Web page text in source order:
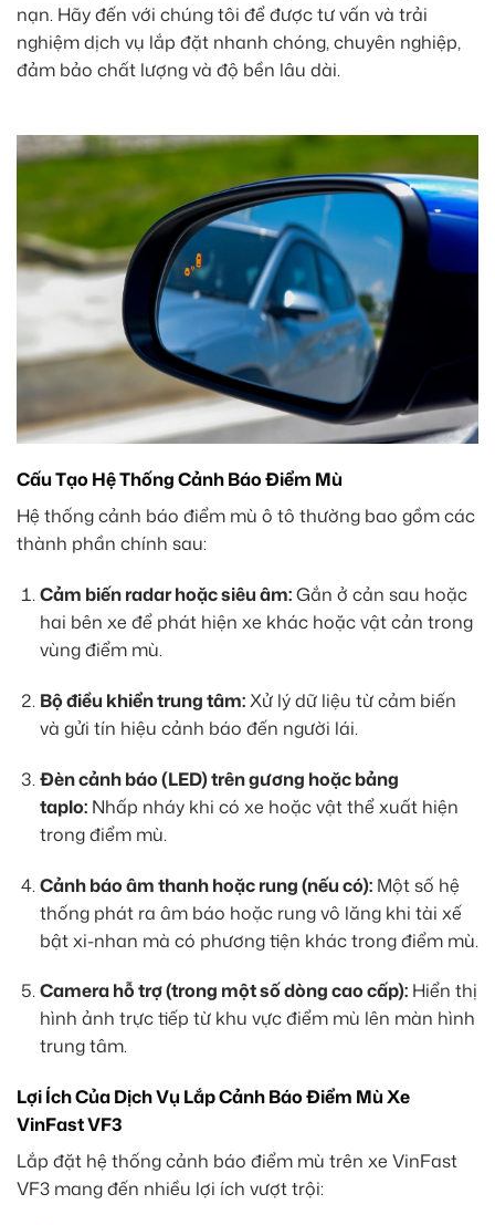
nạn. Hãy đến với chúng tôi để được tư vấn và trải
nghiệm dịch vụ lắp đặt nhanh chóng, chuyên nghiệp,
đảm bảo chất lượng và độ bền lâu dài.
Cấu Tạo Hệ Thống Cảnh Báo Điểm Mù
Hệ thống cảnh báo điểm mù ô tô thường bao gồm các
thành phần chính sau:
Cảm biến radar hoặc siêu âm:Gắn ở cản sau hoặc
hai bên xe để phát hiện xe khác hoặc vật cản trong
vùng điểm mù.
Bộ điều khiển trung tâm:Xử lý dữ liệu từ cảm biến
và gửi tín hiệu cảnh báo đến người lái.
Đèn cảnh báo (LED) trên gương hoặc bảng
taplo:Nhấp nháy khi có xe hoặc vật thể xuất hiện
trong điểm mù.
Cảnh báo âm thanh hoặc rung (nếu có):Một số hệ
thống phát ra âm báo hoặc rung vô lăng khi tài xế
bật xi-nhan mà có phương tiện khác trong điểm mù.
Camera hỗ trợ (trong một số dòng cao cấp):Hiển thị
hình ảnh trực tiếp từ khu vực điểm mù lên màn hình
trung tâm.
Lợi Ích Của Dịch Vụ Lắp Cảnh Báo Điểm Mù Xe
VinFast VF3
Lắp đặt hệ thống cảnh báo điểm mù trên xe VinFast
VF3 mang đến nhiều lợi ích vượt trội: